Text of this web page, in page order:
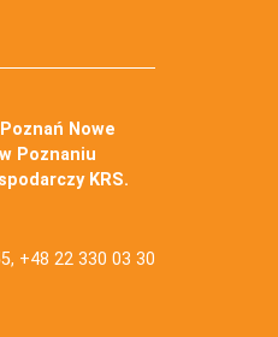
Nowe
Poznaniu
KRS.
+48 22 330 03 30